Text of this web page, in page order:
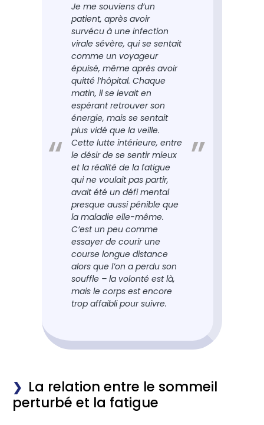
Je me souviens d’un
patient, après avoir
survécu à une infection
virale sévère, qui se sentait
comme un voyageur
épuisé, même après avoir
quitté l’hôpital. Chaque
matin, il se levait en
espérant retrouver son
énergie, mais se sentait
plus vidé que la veille.
Cette lutte intérieure, entre
le désir de se sentir mieux
et la réalité de la fatigue
qui ne voulait pas partir,
avait été un défi mental
presque aussi pénible que
la maladie elle-même.
C’est un peu comme
essayer de courir une
course longue distance
alors que l’on a perdu son
souffle – la volonté est là,
mais le corps est encore
trop affaibli pour suivre.
La relation entre le sommeil
perturbé et la fatigue